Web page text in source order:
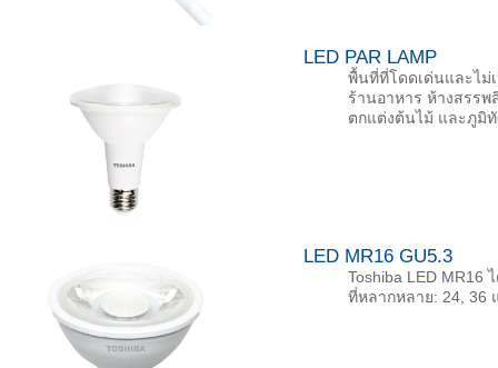
LED PAR LAMP
พื้นที่ที่โดดเด่นและไม่
ร้านอาหาร ห้างสรร
ตกแต่งต้นไม้ และภูมิ
LED MR16 GU5.3
Toshiba LED
ที่หลากหลาย: 24, 36